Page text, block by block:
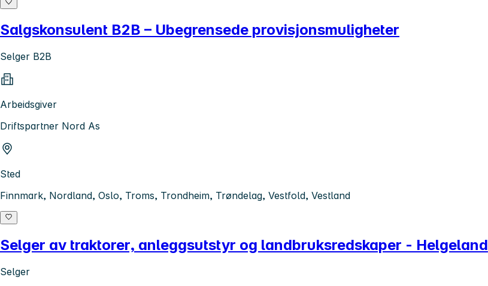
Salgskonsulent B2B – Ubegrensede provisjonsmuligheter
Selger B2B
Arbeidsgiver
Driftspartner Nord As
Sted
Finnmark, Nordland, Oslo, Troms, Trondheim, Trøndelag, Vestfold, Vestland
Selger av traktorer, anleggsutstyr og landbruksredskaper - Helgeland
Selger